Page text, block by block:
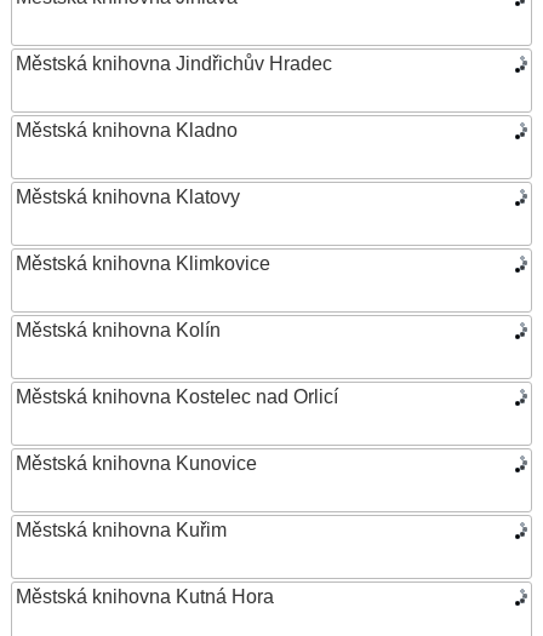
Městská knihovna Jindřichův Hradec
Městská knihovna Kladno
Městská knihovna Klatovy
Městská knihovna Klimkovice
Městská knihovna Kolín
Městská knihovna Kostelec nad Orlicí
Městská knihovna Kunovice
Městská knihovna Kuřim
Městská knihovna Kutná Hora